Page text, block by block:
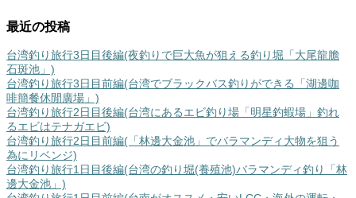
最近の投稿
台湾釣り旅行3日目後編(夜釣りで巨大魚が狙える釣り堀「大尾龍膽
石斑池」)
台湾釣り旅行3日目前編(台湾でブラックバス釣りができる「湖邊咖
啡簡餐休閒廣場」)
台湾釣り旅行2日目後編(台湾にあるエビ釣り場「明星釣蝦場」釣れ
るエビはテナガエビ)
台湾釣り旅行2日目前編(「林邊大金池」でバラマンディ大物を狙う
為にリベンジ)
台湾釣り旅行1日目後編(台湾の釣り堀(養殖池)バラマンディ釣り「林
邊大金池」)